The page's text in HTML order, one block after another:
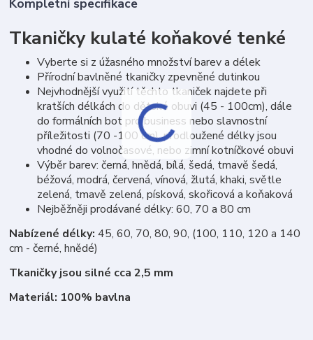
Kompletní specifikace
Tkaničky kulaté koňakové tenké
Vyberte si z úžasného množství barev a délek
Přírodní bavlněné tkaničky zpevněné dutinkou
Nejvhodnější využití těchto tkaniček najdete při
kratších délkách do dětské obuvi (45 - 100cm), dále
do formálních bot pro business nebo slavnostní
příležitosti (70 -100 cm), prodloužené délky jsou
vhodné do volnočasové, nebo zimní kotníčkové obuvi
Výběr barev: černá, hnědá, bílá, šedá, tmavě šedá,
béžová, modrá, červená, vínová, žlutá, khaki, světle
zelená, tmavě zelená, písková, skořicová a koňaková
Nejběžněji prodávané délky: 60, 70 a 80 cm
Nabízené délky: 45, 60, 70, 80, 90, (100, 110, 120 a 140
cm - černé, hnědé)
Tkaničky jsou silné cca 2,5 mm
Materiál: 100% bavlna